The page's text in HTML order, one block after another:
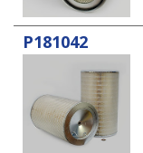
P181042